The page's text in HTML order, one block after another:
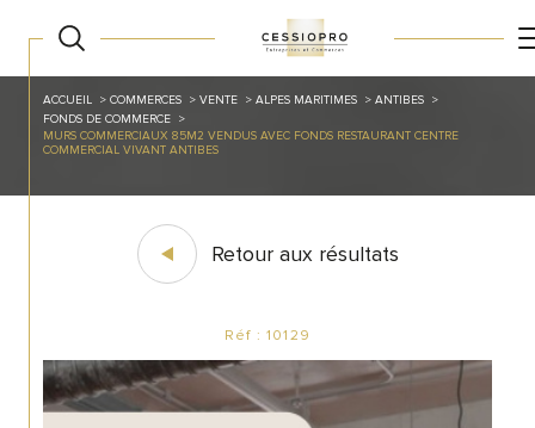
ACCUEIL COMMERCES VENTE ALPES MARITIMES
ANTIBES
FONDS DE COMMERCE
MURS COMMERCIAUX 85M2 VENDUS AVEC FONDS RESTAURANT CENTRE
COMMERCIAL VIVANT ANTIBES
Retour aux résultats
Réf : 10129